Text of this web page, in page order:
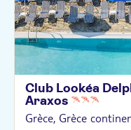
Club Lookéa
Araxos
Grèce, Grèce